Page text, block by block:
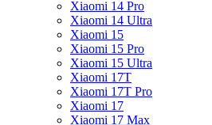
Xiaomi 14 Pro
Xiaomi 14 Ultra
Xiaomi 15
Xiaomi 15 Pro
Xiaomi 15 Ultra
Xiaomi 17T
Xiaomi 17T Pro
Xiaomi 17
Xiaomi 17 Max